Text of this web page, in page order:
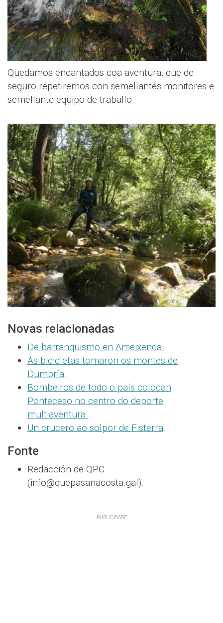
Quedamos encantados coa aventura, que de
seguro repetiremos con semellantes monitores e
semellante equipo de traballo.
Novas relacionadas
De barranquismo en Ameixenda .
As bicicletas tomaron os montes de
Dumbría.
Bombeiros de todo o país colocan
Ponteceso no centro do deporte
multiaventura .
Un crucero ao solpor de Fisterra.
Fonte
Redacción de QPC
(info@quepasanacosta.gal).